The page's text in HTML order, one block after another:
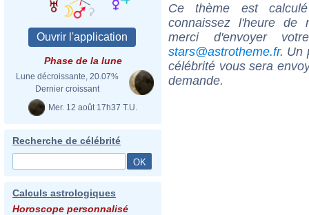
Phase de la lune
Lune décroissante, 20.07%
Dernier croissant
Mer. 12 août 17h37 T.U.
Recherche de célébrité
Calculs astrologiques
Horoscope personnalisé
Ce thème est
connaissez l'heure de
merci d'envoyer
stars@astrotheme.fr. Un
célébrité vous sera
demande.